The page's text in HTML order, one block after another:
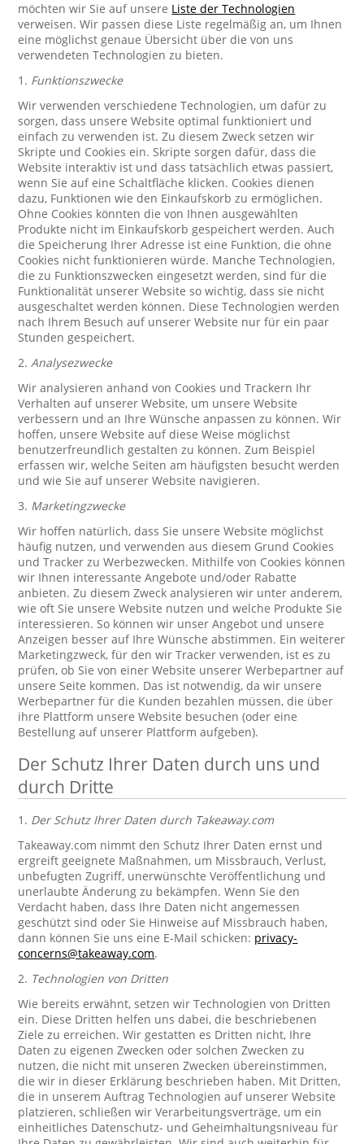
möchten wir Sie auf unsere Liste der Technologien
verweisen. Wir passen diese Liste regelmäßig an, um Ihnen
eine möglichst genaue Übersicht über die von uns
verwendeten Technologien zu bieten.
1. Funktionszwecke
Wir verwenden verschiedene Technologien, um dafür zu
sorgen, dass unsere Website optimal funktioniert und
einfach zu verwenden ist. Zu diesem Zweck setzen wir
Skripte und Cookies ein. Skripte sorgen dafür, dass die
Website interaktiv ist und dass tatsächlich etwas passiert,
wenn Sie auf eine Schaltfläche klicken. Cookies dienen
dazu, Funktionen wie den Einkaufskorb zu ermöglichen.
Ohne Cookies könnten die von Ihnen ausgewählten
Produkte nicht im Einkaufskorb gespeichert werden. Auch
die Speicherung Ihrer Adresse ist eine Funktion, die ohne
Cookies nicht funktionieren würde. Manche Technologien,
die zu Funktionszwecken eingesetzt werden, sind für die
Funktionalität unserer Website so wichtig, dass sie nicht
ausgeschaltet werden können. Diese Technologien werden
nach Ihrem Besuch auf unserer Website nur für ein paar
Stunden gespeichert.
2.Analysezwecke
Wir analysieren anhand von Cookies und Trackern Ihr
Verhalten auf unserer Website, um unsere Website
verbessern und an Ihre Wünsche anpassen zu können. Wir
hoffen, unsere Website auf diese Weise möglichst
benutzerfreundlich gestalten zu können. Zum Beispiel
erfassen wir, welche Seiten am häufigsten besucht werden
und wie Sie auf unserer Website navigieren.
3. Marketingzwecke
Wir hoffen natürlich, dass Sie unsere Website möglichst
häufig nutzen, und verwenden aus diesem Grund Cookies
und Tracker zu Werbezwecken. Mithilfe von Cookies können
wir Ihnen interessante Angebote und/oder Rabatte
anbieten. Zu diesem Zweck analysieren wir unter anderem,
wie oft Sie unsere Website nutzen und welche Produkte Sie
interessieren. So können wir unser Angebot und unsere
Anzeigen besser auf Ihre Wünsche abstimmen. Ein weiterer
Marketingzweck, für den wir Tracker verwenden, ist es zu
prüfen, ob Sie von einer Website unserer Werbepartner auf
unsere Seite kommen. Das ist notwendig, da wir unsere
Werbepartner für die Kunden bezahlen müssen, die über
ihre Plattform unsere Website besuchen (oder eine
Bestellung auf unserer Plattform aufgeben).
Der Schutz Ihrer Daten durch uns und
durch Dritte
1. Der Schutz Ihrer Daten durch Takeaway.com
Takeaway.com nimmt den Schutz Ihrer Daten ernst und
ergreift geeignete Maßnahmen, um Missbrauch, Verlust,
unbefugten Zugriff, unerwünschte Veröffentlichung und
unerlaubte Änderung zu bekämpfen. Wenn Sie den
Verdacht haben, dass Ihre Daten nicht angemessen
geschützt sind oder Sie Hinweise auf Missbrauch haben,
dann können Sie uns eine E-Mail schicken: privacy-
concerns@takeaway.com.
2. Technologien von Dritten
Wie bereits erwähnt, setzen wir Technologien von Dritten
ein. Diese Dritten helfen uns dabei, die beschriebenen
Ziele zu erreichen. Wir gestatten es Dritten nicht, Ihre
Daten zu eigenen Zwecken oder solchen Zwecken zu
nutzen, die nicht mit unseren Zwecken übereinstimmen,
die wir in dieser Erklärung beschrieben haben. Mit Dritten,
die in unserem Auftrag Technologien auf unserer Website
platzieren, schließen wir Verarbeitungsverträge, um ein
einheitliches Datenschutz- und Geheimhaltungsniveau für